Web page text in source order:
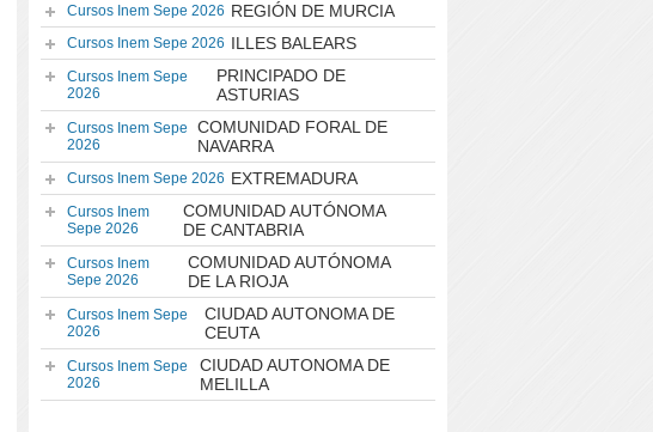
Cursos Inem Sepe 2026 REGIÓN DE MURCIA
Cursos Inem Sepe 2026 ILLES BALEARS
Cursos Inem Sepe
2026
PRINCIPADO DE
ASTURIAS
Cursos Inem Sepe
2026
COMUNIDAD FORAL DE
NAVARRA
Cursos Inem Sepe 2026 EXTREMADURA
Cursos Inem
Sepe 2026
COMUNIDAD AUTÓNOMA
DE CANTABRIA
Cursos Inem
Sepe 2026
COMUNIDAD AUTÓNOMA
DE LA RIOJA
Cursos Inem Sepe
2026
CIUDAD AUTONOMA DE
CEUTA
Cursos Inem Sepe
2026
CIUDAD AUTONOMA DE
MELILLA